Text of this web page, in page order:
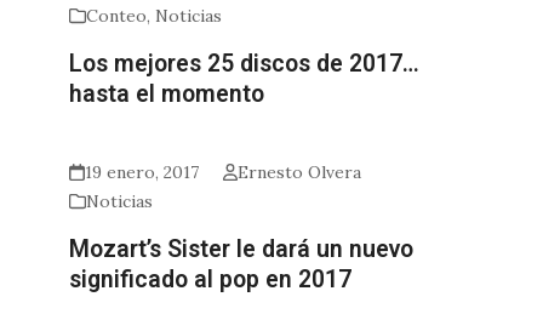
Conteo, Noticias
Los mejores 25 discos de 2017…
hasta el momento
19 enero, 2017
Ernesto Olvera
Noticias
Mozart’s Sister le dará un nuevo
significado al pop en 2017